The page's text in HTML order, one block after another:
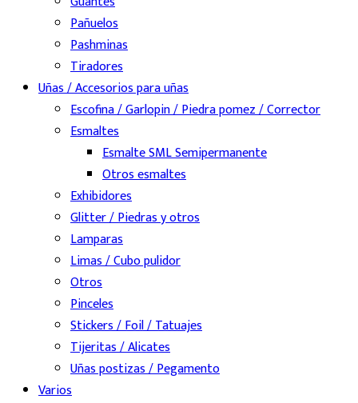
Pañuelos
Pashminas
Tiradores
Uñas / Accesorios para uñas
Escofina / Garlopin / Piedra pomez / Corrector
Esmaltes
Esmalte SML Semipermanente
Otros esmaltes
Exhibidores
Glitter / Piedras y otros
Lamparas
Limas / Cubo pulidor
Otros
Pinceles
Stickers / Foil / Tatuajes
Tijeritas / Alicates
Uñas postizas / Pegamento
Varios